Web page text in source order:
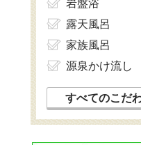
岩盤浴
露天風呂
家族風呂
源泉かけ流し
すべてのこだ